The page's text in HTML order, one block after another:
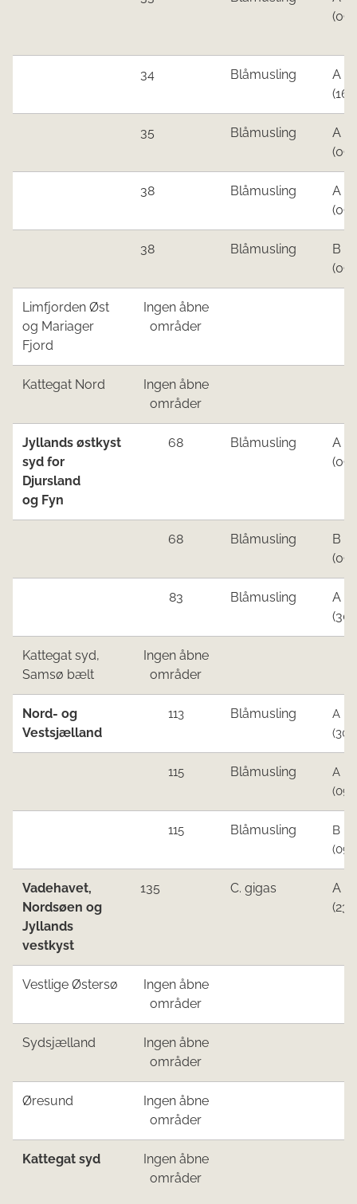
​34 Blåmusling
​A
​35 Blåmusling​
​A
​38 Blåmusling​
​A
​38 Blåmusling
​B
Limfjorden Øst
og Mariager
Fjord
Ingen åbne
områder
Kattegat Nord
Ingen åbne
områder
Jyllands østkyst
syd for
Djursland
og Fyn
68 Blåmusling
A
68 Blåmusling
B
83 Blåmusling
A
Kattegat syd,
Samsø bælt
Ingen åbne
områder
Nord- og
Vestsjælland
113 Blåmusling
A
115 Blåmusling
A
115 Blåmusling
B
Vadehavet,
Nordsøen ​og
Jyllands
vestkyst​
135​ C. gigas
A
Vestlige Østersø​
Ingen åbne
områder​
​Sydsjælland
Ingen åbne
områder​
​Øresund
Ingen åbne
områder​
​Kattegat syd
Ingen åbne
områder